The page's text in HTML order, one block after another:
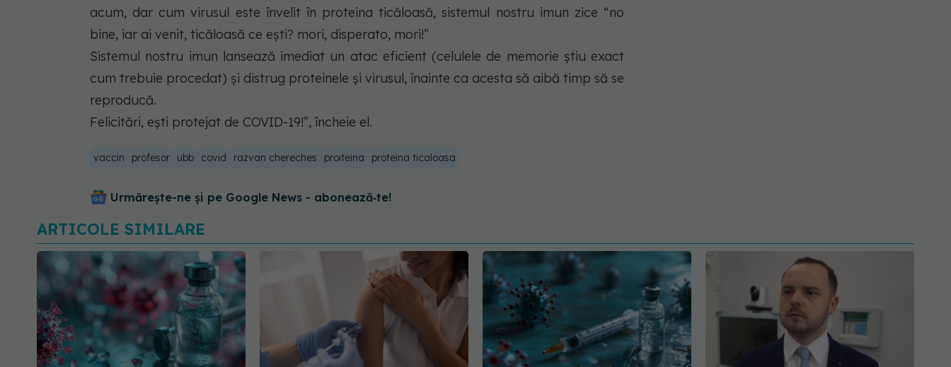
acum, dar cum virusul este învelit în proteina ticăloasă, sistemul nostru imun zice “no
bine, iar ai venit, ticăloasă ce ești? mori, disperato, mori!”
Sistemul nostru imun lansează imediat un atac eficient (celulele de memorie știu exact
cum trebuie procedat) și distrug proteinele și virusul, înainte ca acesta să aibă timp să se
reproducă.
Felicitări, ești protejat de COVID-19!”, încheie el.
vaccin profesor ubb covid razvan chereches proiteina proteina ticaloasa
Urmărește-ne și pe Google News - abonează‑te!
ARTICOLE SIMILARE